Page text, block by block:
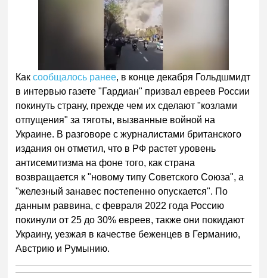
Каксообщалось ранее, в конце декабря Гольдшмидт
в интервью газете "Гардиан" призвал евреев России
покинуть страну, прежде чем их сделают "козлами
отпущения" за тяготы, вызванные войной на
Украине. В разговоре с журналистами британского
издания он отметил, что в РФ растет уровень
антисемитизма на фоне того, как страна
возвращается к "новому типу Советского Союза", а
"железный занавес постепенно опускается". По
данным раввина, с февраля 2022 года Россию
покинули от 25 до 30% евреев, также они покидают
Украину, уезжая в качестве беженцев в Германию,
Австрию и Румынию.